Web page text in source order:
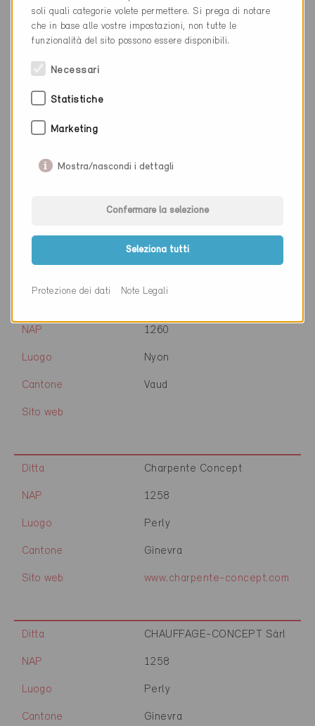
Luogo Nyon
Sito web
NAP
Vaud
Sito web perspectives-construction.ch
NAP 1260
Luogo Nyon
Cantone Vaud
Sito web
Ditta Charpente Concept
NAP 1258
Luogo Perly
Cantone Ginevra
Sito web www.charpente-concept.com
Ditta CHAUFFAGE-CONCEPT Sàrl
NAP 1258
Luogo Perly
Cantone Ginevra
soli quali categorie volete permettere. Si prega di notare
che in base alle vostre impostazioni, non tutte le
funzionalità del sito possono essere disponibili.
Necessari
Statistiche
Marketing
Mostra/nascondi i dettagli
Confermare la selezione
Seleziona tutti
Protezione dei dati Note Legali